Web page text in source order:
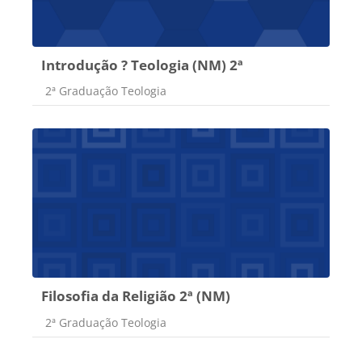
Introdução ? Teologia (NM) 2ª
Categoria do curso
2ª Graduação Teologia
Filosofia da Religião 2ª (NM)
Categoria do curso
2ª Graduação Teologia